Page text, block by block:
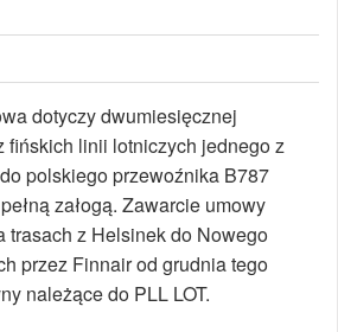
dotyczy dwumiesięcznej
fińskich linii lotniczych jednego z
polskiego przewoźnika B787
załogą. Zawarcie umowy
trasach z Helsinek do Nowego
przez Finnair od grudnia tego
należące do PLL LOT.